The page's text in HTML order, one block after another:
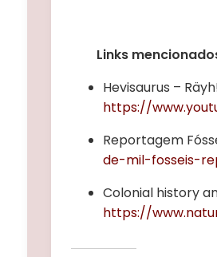
Links
Hevisaurus –
https://
Reportagem
de-mil-fosseis-
Colonial history
https://